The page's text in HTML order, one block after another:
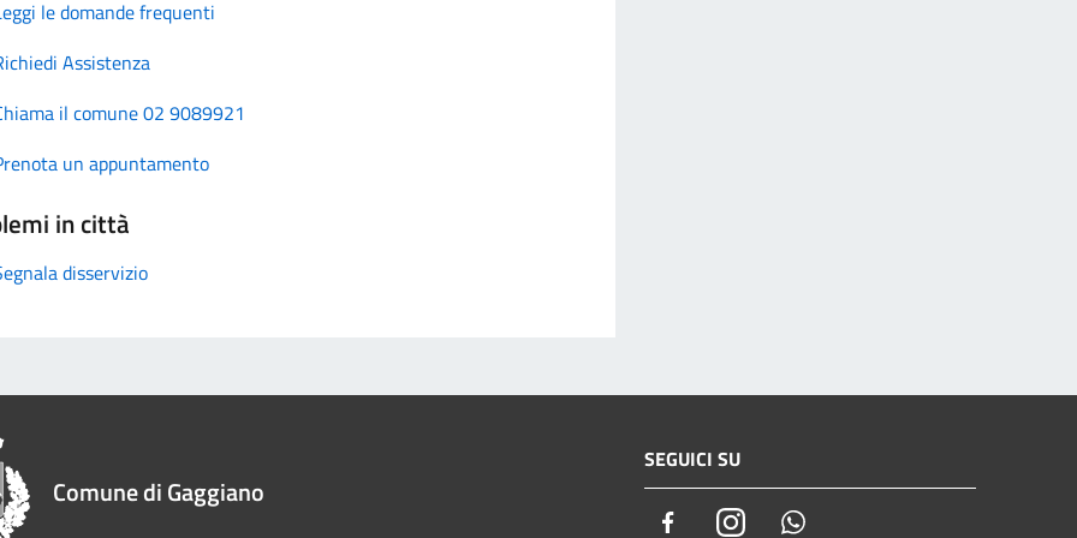
le domande frequenti
Assistenza
il comune 02 9089921
un appuntamento
in città
disservizio
Comune di Gaggiano
SEGUICI SU
FacebookInstagram